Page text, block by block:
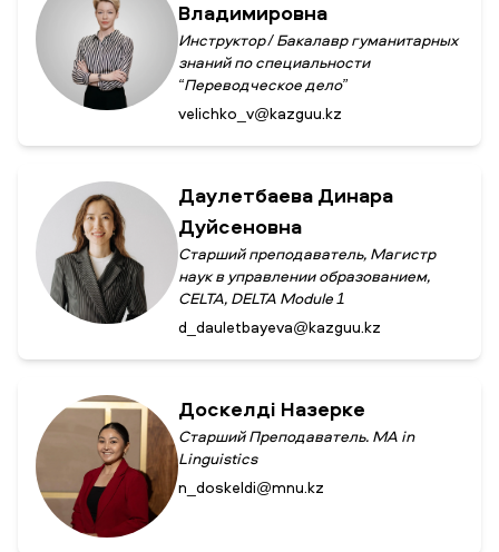
Владимировна
Инструктор / Бакалавр гуманитарных
знаний по специальности
“Переводческое дело”
velichko_v@kazguu.kz
Даулетбаева Динара
Дуйсеновна
Старший преподаватель, Магистр
наук в управлении образованием,
CELTA, DELTA Module 1
d_dauletbayeva@kazguu.kz
Доскелді Назерке
Старший Преподаватель. MA in
Linguistics
n_doskeldi@mnu.kz